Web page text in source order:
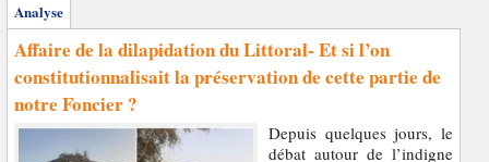
Analyse
Affaire de la dilapidation du Littoral- Et si l’on
constitutionnalisait la préservation de cette partie de
notre Foncier ?
Depuis quelques jours, le
débat autour de l’indigne